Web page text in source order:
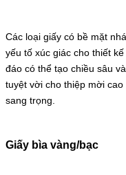
Các loại giấy có bề mặt
yếu tố xúc giác cho thiết
đáo có thể tạo chiều sâu
tuyệt vời cho thiệp mời
sang trọng.
Giấy bìa vàng/bạc